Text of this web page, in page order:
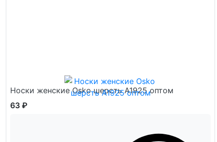
Носки женские Osko шерсть А1925 оптом
63 ₽